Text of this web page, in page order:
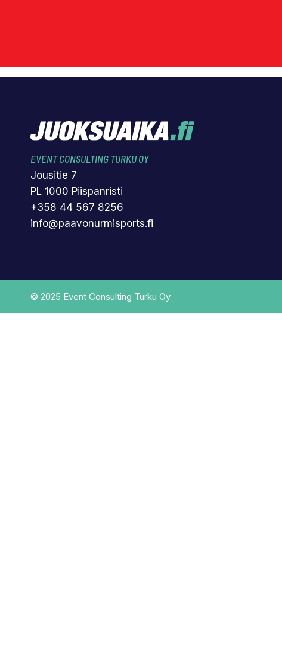
EVENT CONSULTING TURKU OY
Jousitie 7
PL 1000 Piispanristi
+358 44 567 8256
info@paavonurmisports.fi
© 2025 Event Consulting Turku Oy